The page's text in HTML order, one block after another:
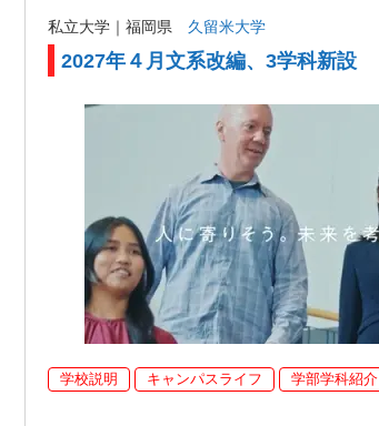
私立大学｜福岡県 久留米大学
2027年４月文系改編、3学科新設
学校説明 キャンパスライフ 学部学科紹介